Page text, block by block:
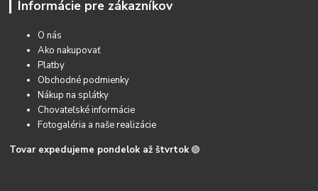
Informácie pre zákazníkov
O nás
Ako nakupovať
Platby
Obchodné podmienky
Nákup na splátky
Chovateľské informácie
Fotogaléria a naše realizácie
Tovar expedujeme pondelok až štvrtok 🟢